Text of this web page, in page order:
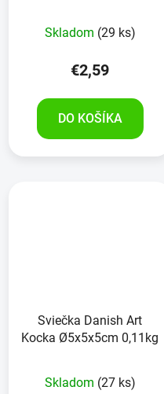
Skladom (29 ks)
€2,59
DO KOŠÍKA
Sviečka Danish Art
Kocka Ø5x5x5cm 0,11kg
Skladom (27 ks)